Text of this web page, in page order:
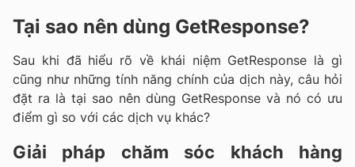
Tại sao nên dùng GetResponse?
Sau khi đã hiểu rõ về khái niệm GetResponse là gì
cũng như những tính năng chính của dịch này, câu hỏi
đặt ra là tại sao nên dùng GetResponse và nó có ưu
điểm gì so với các dịch vụ khác?
Giải pháp chăm sóc khách hàng